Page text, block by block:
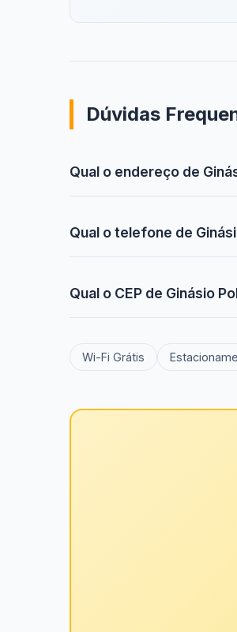
Dúvidas
Qual o endereço de
Qual o telefone de
Qual o CEP de Ginásio
Wi-Fi Grátis